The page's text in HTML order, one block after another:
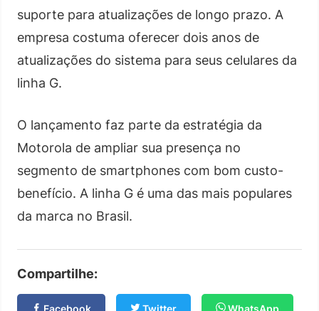
suporte para atualizações de longo prazo. A
empresa costuma oferecer dois anos de
atualizações do sistema para seus celulares da
linha G.
O lançamento faz parte da estratégia da
Motorola de ampliar sua presença no
segmento de smartphones com bom custo-
benefício. A linha G é uma das mais populares
da marca no Brasil.
Compartilhe:
Facebook Twitter WhatsApp